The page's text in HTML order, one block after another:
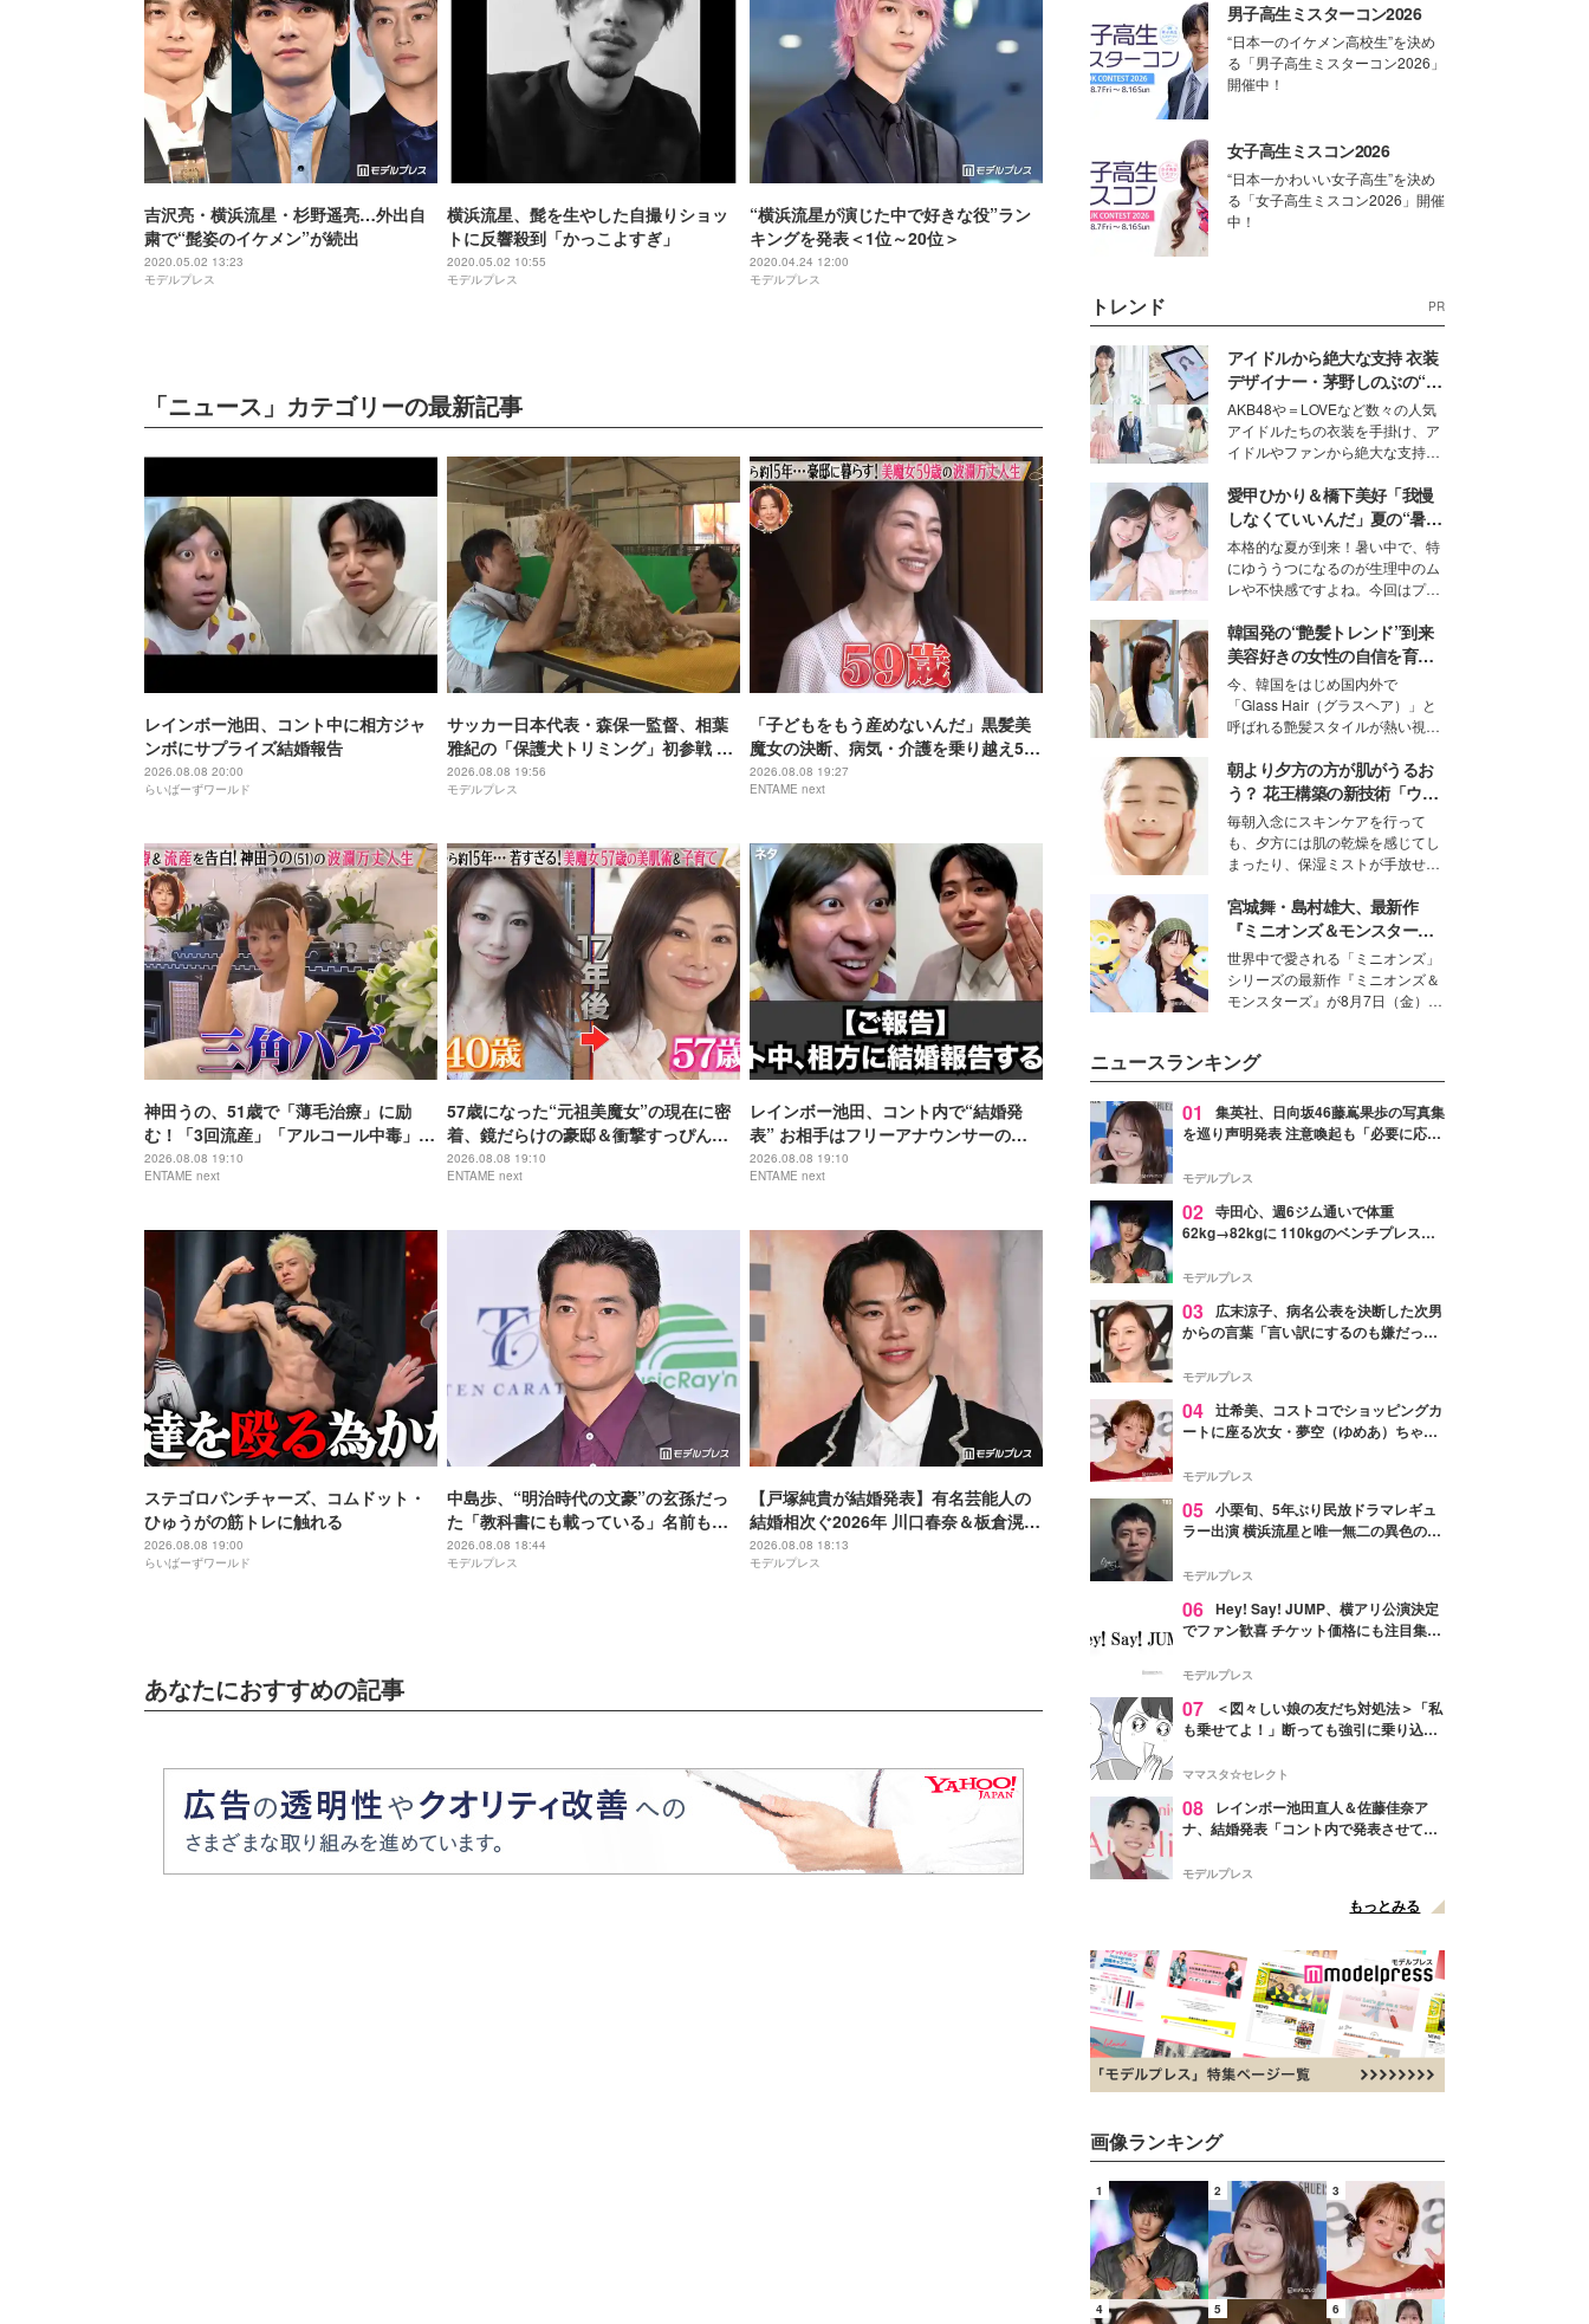
吉沢亮・横浜流星・杉野遥亮…外出自
粛で“髭姿のイケメン”が続出
2020.05.02 13:23
モデルプレス
横浜流星、髭を生やした自撮りショッ
トに反響殺到「かっこよすぎ」
2020.05.02 10:55
モデルプレス
“横浜流星が演じた中で好きな役”ラン
キングを発表＜1位～20位＞
2020.04.24 12:00
モデルプレス
「ニュース」カテゴリーの最新記事
レインボー池田、コント中に相方ジャ
ンボにサプライズ結婚報告
2026.08.08 20:00
らいばーずワールド
サッカー日本代表・森保一監督、相葉
雅紀の「保護犬トリミング」初参戦 ド
リームチームで心込めて挑む【24時間
テレビ49】
2026.08.08 19:56
モデルプレス
「子どもをもう産めないんだ」黒髪美
魔女の決断、病気・介護を乗り越え56
歳で“おばあちゃん”に
2026.08.08 19:27
ENTAME next
神田うの、51歳で「薄毛治療」に励
む！「3回流産」「アルコール中毒」自
身の過去を赤裸々告白
2026.08.08 19:10
ENTAME next
57歳になった“元祖美魔女”の現在に密
着、鏡だらけの豪邸＆衝撃すっぴん姿
を披露
2026.08.08 19:10
ENTAME next
レインボー池田、コント内で“結婚発
表” お相手はフリーアナウンサーの佐
藤佳奈
2026.08.08 19:10
ENTAME next
ステゴロパンチャーズ、コムドット・
ひゅうがの筋トレに触れる
2026.08.08 19:00
らいばーずワールド
中島歩、“明治時代の文豪”の玄孫だっ
た「教科書にも載っている」名前も先
祖に由来
2026.08.08 18:44
モデルプレス
【戸塚純貴が結婚発表】有名芸能人の
結婚相次ぐ2026年 川口春奈＆板倉滉選
手・田中みな実＆亀梨和也・新木優子
＆中島裕翔ほか
2026.08.08 18:13
モデルプレス
あなたにおすすめの記事
男子高生ミスターコン2026
“日本一のイケメン高校生”を決め
る「男子高生ミスターコン2026」
開催中！
女子高生ミスコン2026
“日本一かわいい女子高生”を決め
る「女子高生ミスコン2026」開催
中！
トレンド PR
アイドルから絶大な支持 衣装
デザイナー・茅野しのぶの“可
愛い”を作る美学＜「シチズン
クロスシー」インタビュー＞
AKB48や＝LOVEなど数々の人気
アイドルたちの衣装を手掛け、ア
イドルやファンから絶大な支持を
取締役兼クリエイティブディレク
ター・茅野しのぶ。一人ひとりの
個性に寄り添い、魅力を引き出す
衣装作りは、多くの女性たちに勇
気と自信を与え続けている。
愛甲ひかり＆橋下美好「我慢
しなくていいんだ」夏の“暑さ
対策”の新しい選択肢とは？
本格的な夏が到来！暑い中で、特
にゆううつになるのが生理中のム
レや不快感ですよね。今回はプラ
モデル・愛甲ひかりさんと橋下美
好さんを迎えて本音で女子会トー
ク。猛暑のお出かけを快適に過ご
すヒントや、2人が感動した夏の
生理の新常識にも迫りました。
韓国発の“艶髪トレンド”到来
美容好きの女性の自信を育む
「ヘアケア事情」って？
今、韓国をはじめ国内外で
「Glass Hair（グラスヘア）」と
呼ばれる艶髪スタイルが熱い視線
ションの完成度を高めるベースと
して、“髪そのものの美しさ”に改
めて注目する人が増えている様
子。今回は、そんな憧れの艶やか
な髪を日常で叶える、美容好きの
女性たちのヘアケア事情を紹介し
ます。
朝より夕方の方が肌がうるお
う？ 花王構築の新技術「ウォ
ーターキャプチャリングスキ
ン（捕水肌）」がスキンケア
の常識を変える予感
毎朝入念にスキンケアを行って
も、夕方には肌の乾燥を感じてし
まったり、保湿ミストが手放せな
な美容の常識を大きく変える可能
性を秘めた、革新的な「Water
Capturing Skin（ウォーターキャ
プチャリングスキン：捕水肌）」
技術を、花王が構築した。
宮城舞・島村雄大、最新作
『ミニオンズ＆モンスター
ズ』の魅力熱弁 ハチャメチャ
だけじゃない“友情と絆”に感
動
世界中で愛される「ミニオンズ」
シリーズの最新作『ミニオンズ＆
モンスターズ』が8月7日（金）に
デルの宮城舞と島村雄大の特別対
談をお届け！それぞれの視点か
ら、今作ならではの魅力や予想外
の感動をもたらす奥深いストーリ
た。
ニュースランキング
01
集英社、日向坂46藤嶌果歩の写真集
を巡り声明発表 注意喚起も「必要に応じ
モデルプレス
02 寺田心、週6ジム通いで体重
62kg→82kgに 110kgのベンチプレス持
「かっこいい」と反響
モデルプレス
03
広末涼子、病名公表を決断した次男
からの言葉「言い訳にするのも嫌だっ
モデルプレス
04 辻希美、コストコでショッピングカ
ートに座る次女・夢空（ゆめあ）ちゃん
ぎ」「成長を感じる」の声
モデルプレス
05 小栗旬、5年ぶり民放ドラマレギュ
ラー出演 横浜流星と唯一無二の異色のバ
モデルプレス
06 Hey! Say! JUMP、横アリ公演決定
でファン歓喜 チケット価格にも注目集ま
モデルプレス
07
＜図々しい娘の友だち対処法＞「私
も乗せてよ！」断っても強引に乗り込ん
ママスタ☆セレクト
08
レインボー池田直人＆佐藤佳奈ア
ナ、結婚発表「コント内で発表させてい
点変更のため
モデルプレス
もっとみる
画像ランキング
1 2 3
4 5 6